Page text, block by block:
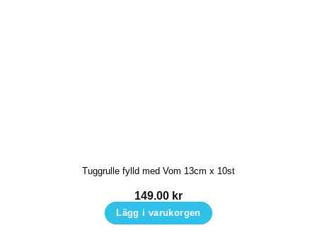
Tuggrulle fylld med Vom 13cm x 10st
149.00 kr
Lägg i varukorgen